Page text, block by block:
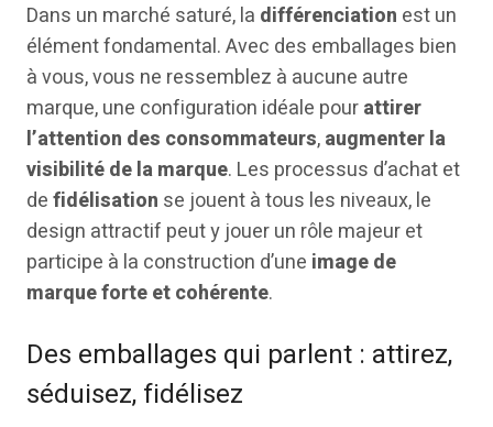
Dans un marché saturé, la différenciation est un
élément fondamental. Avec des emballages bien
à vous, vous ne ressemblez à aucune autre
marque, une configuration idéale pourattirer
l’attention des consommateurs,augmenter la
visibilité de la marque. Les processus d’achat et
defidélisation se jouent à tous les niveaux, le
design attractif peut y jouer un rôle majeur et
participe à la construction d’une image de
marque forte et cohérente.
Des emballages qui parlent : attirez,
séduisez, fidélisez